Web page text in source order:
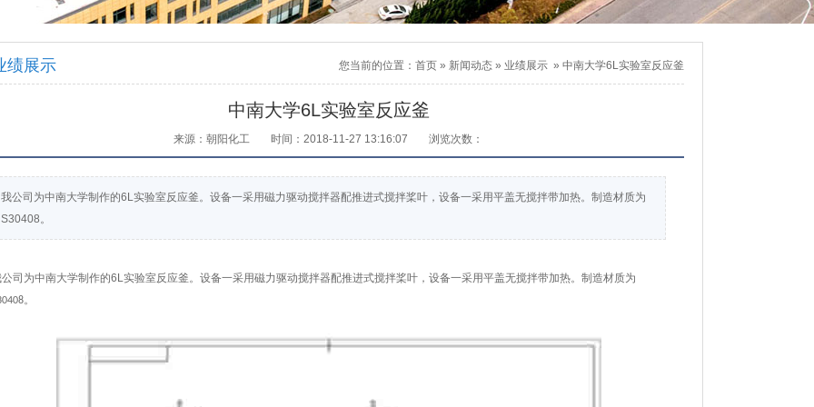
绩展示 您当前的位置： 首页 » 新闻动态 » 业绩展示 » 中南大学6L实验室反应釜
中南大学6L实验室反应釜
来源：朝阳化工 时间：2018-11-27 13:16:07 浏览次数：
我公司为中南大学制作的6L实验室反应釜。设备一采用磁力驱动搅拌器配推进式搅拌桨叶，设备一采用平盖无搅拌带加热。制造材质为
S30408。
司为中南大学制作的6L实验室反应釜。设备一采用磁力驱动搅拌器配推进式搅拌桨叶，设备一采用平盖无搅拌带加热。制造材质为
。